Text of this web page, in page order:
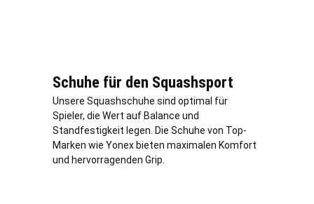
Schuhe für den Squashsport
Unsere Squashschuhe sind optimal für
Spieler, die Wert auf Balance und
Standfestigkeit legen. Die Schuhe von Top-
Marken wie Yonex bieten maximalen Komfort
und hervorragenden Grip.